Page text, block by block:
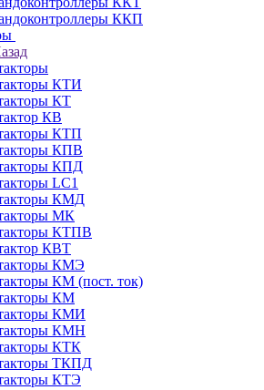
ККП
КТИ
КТ
КВ
КТП
КПВ
КПД
LC1
КМД
МК
КТПВ
КВТ
КМЭ
КМ (пост. ток)
КМ
КМИ
КМН
КТК
ТКПД
КТЭ